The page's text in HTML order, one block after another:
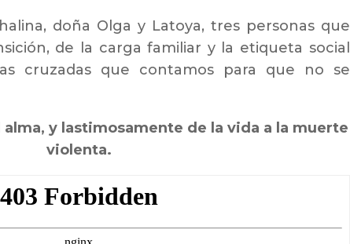
doña Olga y Latoya, tres personas que
de la carga familiar y la etiqueta social
cruzadas que contamos para que no se
y lastimosamente de la vida a la muerte
violenta.